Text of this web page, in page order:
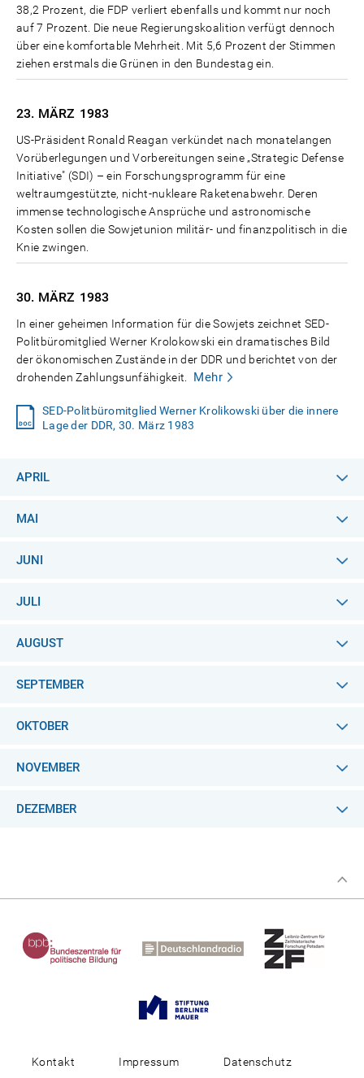
38,2 Prozent, die FDP verliert ebenfalls und kommt nur noch
auf 7 Prozent. Die neue Regierungskoalition verfügt dennoch
über eine komfortable Mehrheit. Mit 5,6 Prozent der Stimmen
ziehen erstmals die Grünen in den Bundestag ein.
23. MÄRZ 1983
US-Präsident Ronald Reagan verkündet nach monatelangen
Vorüberlegungen und Vorbereitungen seine „Strategic Defense
Initiative" (SDI) – ein Forschungsprogramm für eine
weltraumgestützte, nicht-nukleare Raketenabwehr. Deren
immense technologische Ansprüche und astronomische
Kosten sollen die Sowjetunion militär- und finanzpolitisch in die
Knie zwingen.
30. MÄRZ 1983
In einer geheimen Information für die Sowjets zeichnet SED-
Politbüromitglied Werner Krolokowski ein dramatisches Bild
der ökonomischen Zustände in der DDR und berichtet von der
drohenden Zahlungsunfähigkeit.
Mehr
SED-Politbüromitglied Werner Krolikowski über die innere
Lage der DDR, 30. März 1983
APRIL
MAI
JUNI
JULI
AUGUST
SEPTEMBER
OKTOBER
NOVEMBER
DEZEMBER
Kontakt Impressum Datenschutz